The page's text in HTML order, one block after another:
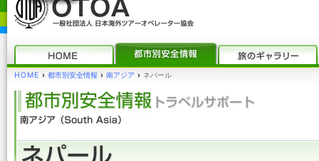
HOME › 都市別安全情報 › 南アジア › ネパール